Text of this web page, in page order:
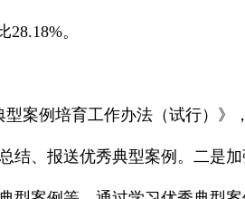
。
案例培育工作办法（试行）
、报送优秀典型案例。二是